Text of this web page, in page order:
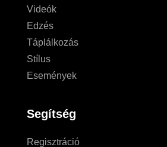
Videók
Edzés
Táplálkozás
Stílus
Események
Segítség
Regisztráció